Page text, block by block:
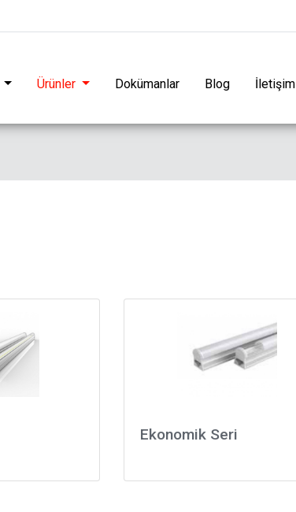
Ürünler Dokümanlar Blog İletişim
Ekonomik Seri